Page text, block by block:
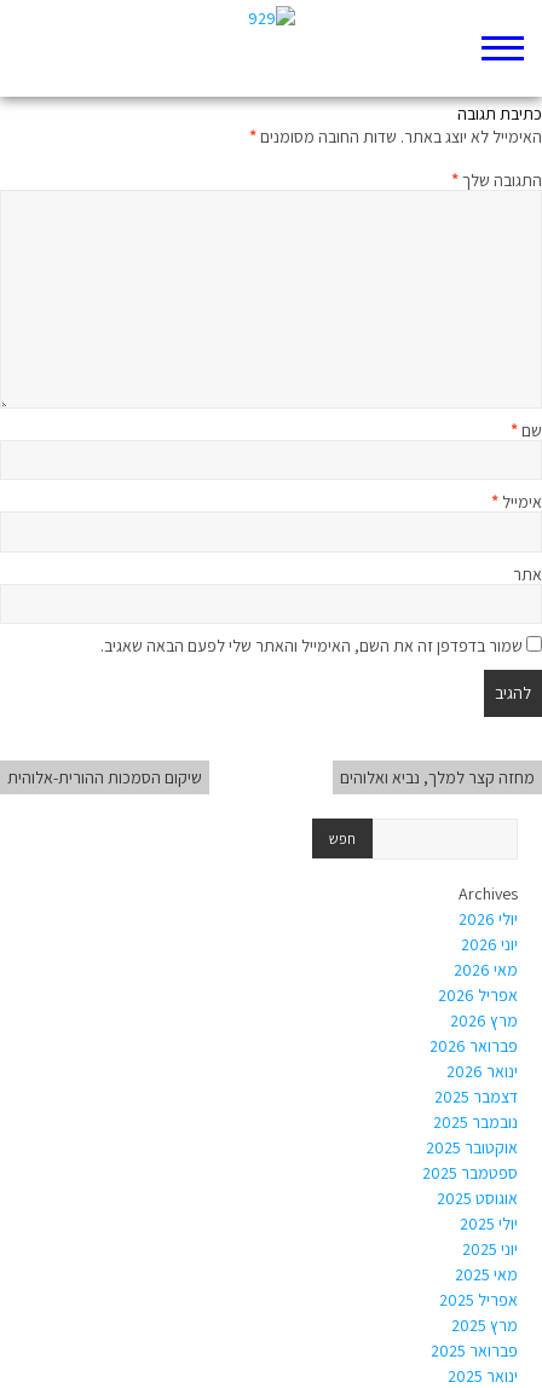
כתיבת תגובה
האימייל לא יוצג באתר. שדות החובה מסומנים*
התגובה שלך*
שם*
אימייל *
אתר
שמור בדפדפן זה את השם, האימייל והאתר שלי לפעם הבאה שאגיב.
מחזה קצר למלך, נביא ואלוהים שיקום הסמכות ההורית-אלוהית
Archives
יולי 2026
יוני 2026
מאי 2026
אפריל 2026
מרץ 2026
פברואר 2026
ינואר 2026
דצמבר 2025
נובמבר 2025
אוקטובר 2025
ספטמבר 2025
אוגוסט 2025
יולי 2025
יוני 2025
מאי 2025
אפריל 2025
מרץ 2025
פברואר 2025
ינואר 2025